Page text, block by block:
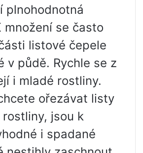
plnohodnotná
množení se často
listové čepele
v půdě. Rychle se z
i mladé rostliny.
ořezávat listy
jsou k
i spadané